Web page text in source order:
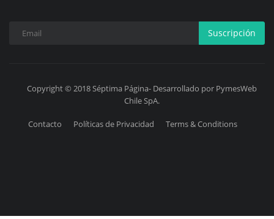
Suscripción
Copyright © 2018 Séptima Página- Desarrollado por PymesWeb
Chile SpA.
Contacto Políticas de Privacidad Terms & Conditions